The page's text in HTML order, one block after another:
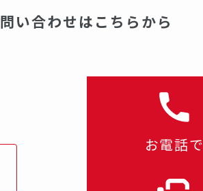
い合わせはこちらから
お電話で